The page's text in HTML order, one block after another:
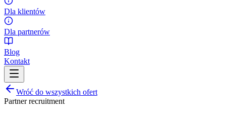
Dla klientów
Dla partnerów
Blog
Kontakt
Wróć do wszystkich ofert
Partner recruitment